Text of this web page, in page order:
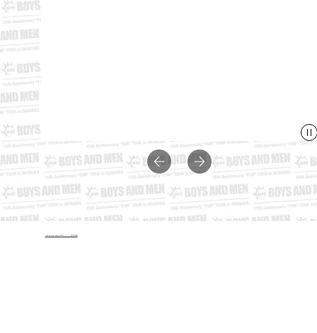
©︎BOYS AND MEN 15周年バスツアー運営事務局